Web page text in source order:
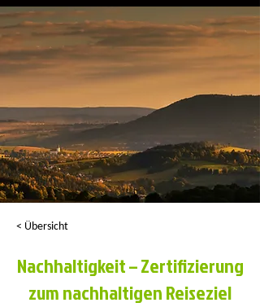
< Übersicht
Nachhaltigkeit – Zertifizierung
zum nachhaltigen Reiseziel